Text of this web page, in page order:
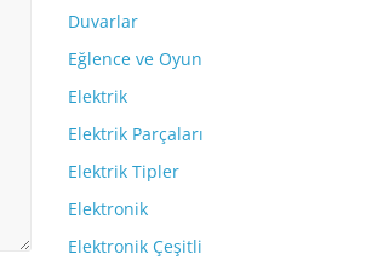
Duvarlar
Eğlence ve Oyun
Elektrik
Elektrik Parçaları
Elektrik Tipler
Elektronik
Elektronik Çeşitli